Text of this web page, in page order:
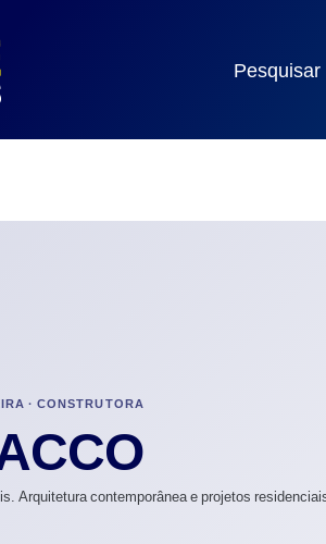
· CONSTRUTORA
Arquitetura contemporânea e projetos